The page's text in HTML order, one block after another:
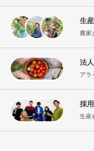
生
農家
法
アラ
採
生産